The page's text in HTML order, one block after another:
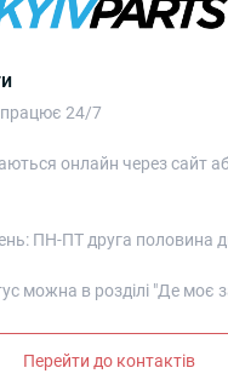
24/7
онлайн через сайт
ПН-ПТ друга половина
можна в розділі "Де моє
Перейти до контактів